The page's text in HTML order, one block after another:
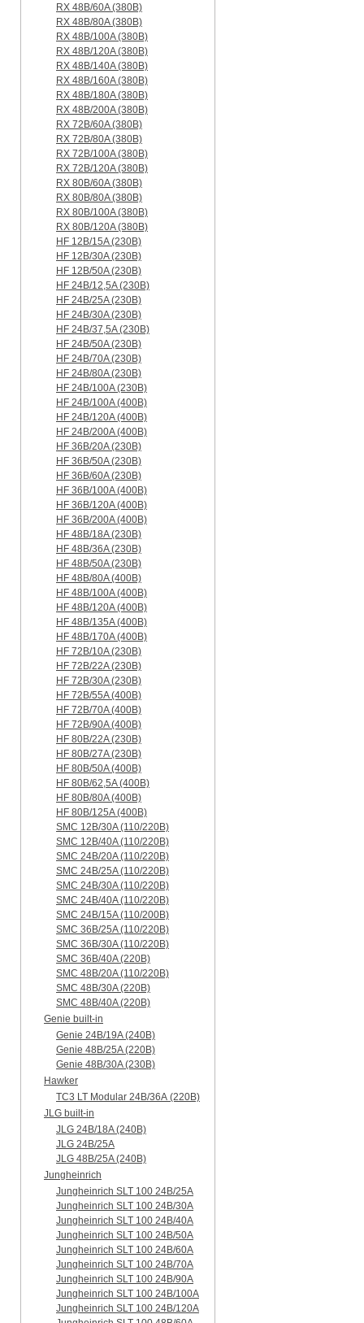
RX 48B/60A (380B)
RX 48B/80A (380B)
RX 48B/100A (380B)
RX 48B/120A (380B)
RX 48B/140A (380B)
RX 48B/160A (380B)
RX 48B/180A (380B)
RX 48B/200A (380B)
RX 72B/60A (380B)
RX 72B/80A (380B)
RX 72B/100A (380B)
RX 72B/120A (380B)
RX 80B/60A (380B)
RX 80B/80A (380B)
RX 80B/100A (380B)
RX 80B/120A (380B)
HF 12B/15A (230B)
HF 12B/30A (230B)
HF 12B/50A (230B)
HF 24B/12,5A (230B)
HF 24B/25A (230B)
HF 24B/30A (230B)
HF 24B/37,5A (230B)
HF 24B/50A (230B)
HF 24B/70A (230B)
HF 24B/80A (230B)
HF 24B/100A (230B)
HF 24B/100A (400B)
HF 24B/120A (400B)
HF 24B/200A (400B)
HF 36B/20A (230B)
HF 36B/50A (230B)
HF 36B/60A (230B)
HF 36B/100A (400B)
HF 36B/120A (400B)
HF 36B/200A (400B)
HF 48B/18A (230B)
HF 48B/36A (230B)
HF 48B/50A (230B)
HF 48B/80A (400B)
HF 48B/100A (400B)
HF 48B/120A (400B)
HF 48B/135A (400B)
HF 48B/170A (400B)
HF 72B/10A (230B)
HF 72B/22A (230B)
HF 72B/30A (230B)
HF 72B/55A (400B)
HF 72B/70A (400B)
HF 72B/90A (400B)
HF 80B/22A (230B)
HF 80B/27A (230B)
HF 80B/50A (400B)
HF 80B/62,5A (400B)
HF 80B/80A (400B)
HF 80B/125A (400B)
SMC 12B/30A (110/220B)
SMC 12B/40A (110/220B)
SMC 24B/20A (110/220B)
SMC 24B/25A (110/220B)
SMC 24B/30A (110/220B)
SMC 24B/40A (110/220B)
SMC 24B/15A (110/200B)
SMC 36B/25A (110/220B)
SMC 36B/30A (110/220B)
SMC 36B/40A (220B)
SMC 48B/20A (110/220B)
SMC 48B/30A (220B)
SMC 48B/40A (220B)
Genie built-in
Genie 24B/19A (240B)
Genie 48B/25A (220B)
Genie 48B/30A (230B)
Hawker
TC3 LT Modular 24В/36А (220B)
JLG built-in
JLG 24B/18A (240B)
JLG 24B/25A
JLG 48B/25A (240B)
Jungheinrich
Jungheinrich SLT 100 24B/25A
Jungheinrich SLT 100 24B/30A
Jungheinrich SLT 100 24B/40A
Jungheinrich SLT 100 24B/50A
Jungheinrich SLT 100 24B/60A
Jungheinrich SLT 100 24B/70A
Jungheinrich SLT 100 24B/90A
Jungheinrich SLT 100 24B/100A
Jungheinrich SLT 100 24B/120A